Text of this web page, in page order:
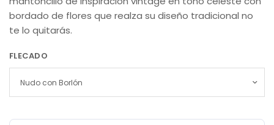
bordado de flores que realza su diseño tradicional no
te lo quitarás.
FLECADO